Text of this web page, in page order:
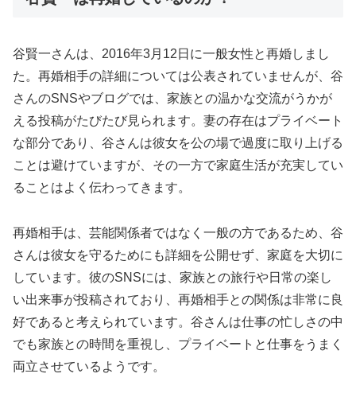
谷賢一さんは、2016年3月12日に一般女性と再婚しまし
た。再婚相手の詳細については公表されていませんが、谷
さんのSNSやブログでは、家族との温かな交流がうかが
える投稿がたびたび見られます。妻の存在はプライベート
な部分であり、谷さんは彼女を公の場で過度に取り上げる
ことは避けていますが、その一方で家庭生活が充実してい
ることはよく伝わってきます。
再婚相手は、芸能関係者ではなく一般の方であるため、谷
さんは彼女を守るためにも詳細を公開せず、家庭を大切に
しています。彼のSNSには、家族との旅行や日常の楽し
い出来事が投稿されており、再婚相手との関係は非常に良
好であると考えられています。谷さんは仕事の忙しさの中
でも家族との時間を重視し、プライベートと仕事をうまく
両立させているようです。